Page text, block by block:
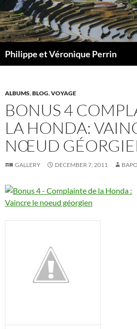
to
content
Philippe et Véronique Perrin
ALBUMS,BLOG,VOYAGE
BONUS 4
LA HONDA:
NŒUD
GALLERY DECEMBER 7, 2011